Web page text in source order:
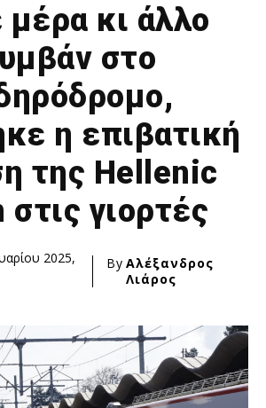
κι άλλο
στο
η επιβατική
της Hellenic
γιορτές
2025,
By Αλέξανδρος
Λιάρος